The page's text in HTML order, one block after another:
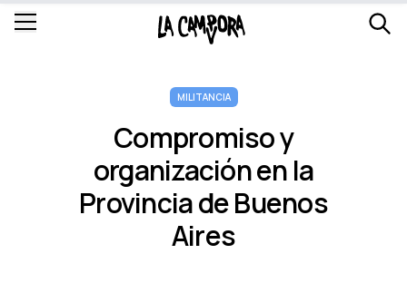
MILITANCIA
Compromiso y
organización en la
Provincia de Buenos
Aires